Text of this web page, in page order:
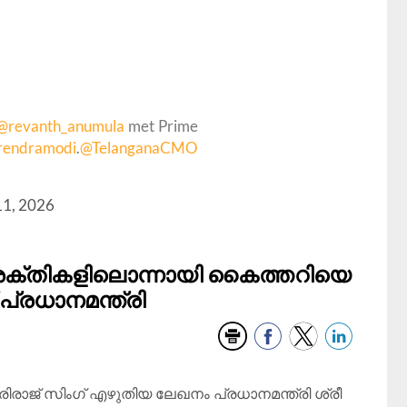
met Prime
.@TelanganaCMO
2026
കൈത്തറിയെ
സിംഗ് എഴുതിയ ലേഖനം പ്രധാനമന്ത്രി ശ്രീ